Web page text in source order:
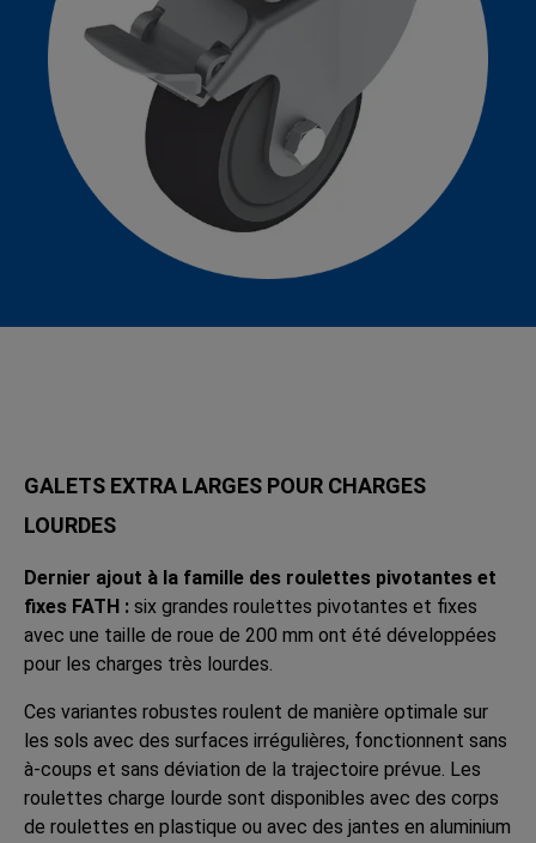
GALETS EXTRA LARGES POUR CHARGES
LOURDES
Dernier ajout à la famille des roulettes pivotantes et
fixes FATH : six grandes roulettes pivotantes et fixes
avec une taille de roue de 200 mm ont été développées
pour les charges très lourdes.
Ces variantes robustes roulent de manière optimale sur
les sols avec des surfaces irrégulières, fonctionnent sans
à-coups et sans déviation de la trajectoire prévue. Les
roulettes charge lourde sont disponibles avec des corps
de roulettes en plastique ou avec des jantes en aluminium